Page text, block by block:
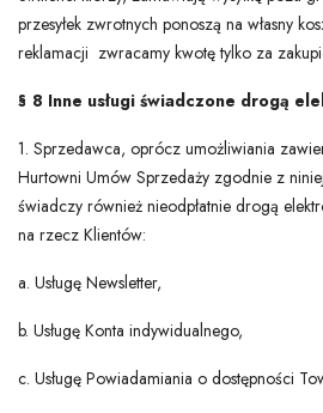
przesyłek zwrotnych ponoszą na własny
reklamacji zwracamy kwotę tylko za
§ 8 Inne usługi świadczone drogą
1. Sprzedawca, oprócz umożliwiania
Hurtowni Umów Sprzedaży zgodnie z
świadczy również nieodpłatnie drogą
na rzecz Klientów:
a. Usługę Newsletter,
b. Usługę Konta indywidualnego,
c. Usługę Powiadamiania o dostępności